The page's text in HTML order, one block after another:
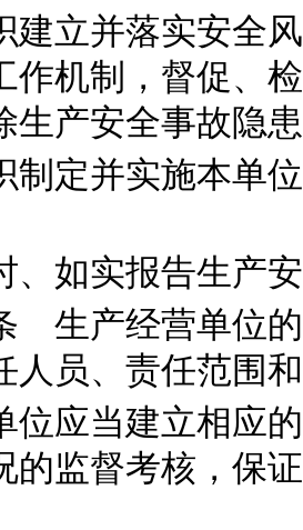
建立并落实安全
作机制，督促、
生产安全事故隐
制定并实施本单
、如实报告生产
生产经营单位
人员、责任范围
位应当建立相应
的监督考核，保